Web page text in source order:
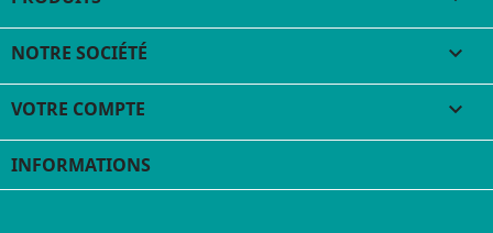
NOTRE SOCIÉTÉ 
VOTRE COMPTE 
INFORMATIONS